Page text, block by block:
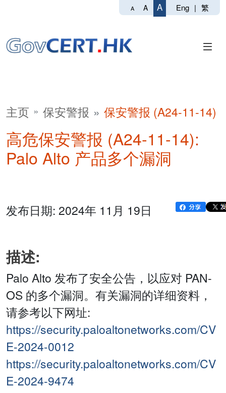
A A A Eng | 繁
主页 保安警报 保安警报 (A24-11-14)
高危保安警报 (A24-11-14):
Palo Alto 产品多个漏洞
发布日期: 2024年 11月 19日
描述:
Palo Alto 发布了安全公告，以应对 PAN-
OS 的多个漏洞。有关漏洞的详细资料，
请参考以下网址:
https://security.paloaltonetworks.com/CV
E-2024-0012
https://security.paloaltonetworks.com/CV
E-2024-9474